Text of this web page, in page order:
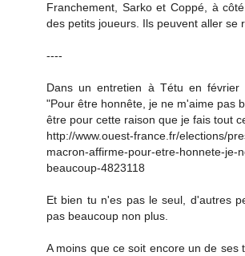
Franchement, Sarko et Coppé, à
des petits joueurs. Ils peuvent aller se
----
Dans un entretien à Tétu en février
"Pour être honnête, je ne m'aime pas
être pour cette raison que je fais tout
http://www.ouest-france.fr/elections/
macron-affirme-pour-etre-honnete-je-
beaucoup-4823118
Et bien tu n'es pas le seul, d'autres
pas beaucoup non plus.
A moins que ce soit encore un de ses